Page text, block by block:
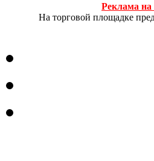
Реклама на
На торговой площадке